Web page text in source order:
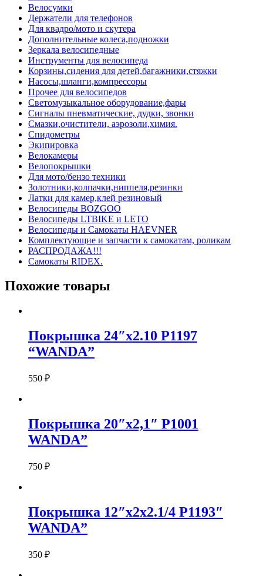
Велосумки
Держатели для телефонов
Для квадро/мото и скутера
Дополнительные колеса,подножки
Зеркала велосипедные
Инструменты для велосипеда
Корзины,сидения для детей,багажники,стяжки
Насосы,шланги,компрессоры
Прочее для велосипедов
Светомузыкальное оборудование,фары
Сигналы пневматические, дудки, звонки
Смазки,очистители, аэрозоли,химия.
Спидометры
Экипировка
Велокамеры
Велопокрышки
Для мото/бензо техники
Золотники,колпачки,ниппеля,резинки
Латки для камер,клей резиновый
Велосипеды BOZGOO
Велосипеды LTBIKE и LETO
Велосипеды и Самокаты HAEVNER
Комплектующие и запчасти к самокатам, роликам
РАСПРОДАЖА!!!
Самокаты RIDEX.
Похожие товары
Покрышка 24″x2.10 P1197
“WANDA”
550 ₽
Покрышка 20″x2,1″ P1001
WANDA”
750 ₽
Покрышка 12″х2х2.1/4 P1193″
WANDA”
350 ₽